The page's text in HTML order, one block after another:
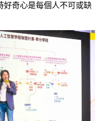
奇心是每個人不可或缺